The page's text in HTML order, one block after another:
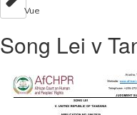
Vue
Song Lei v